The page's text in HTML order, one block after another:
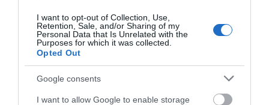
I want to opt-out of Collection, Use,
Retention, Sale, and/or Sharing of my
Personal Data that Is Unrelated with the
Purposes for which it was collected.
Opted Out
Google consents
I want to allow Google to enable storage